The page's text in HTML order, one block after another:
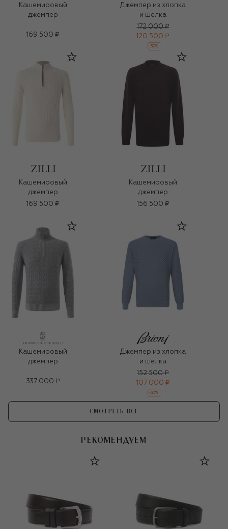
Кашемировый
джемпер
169 500 ₽
Джемпер из хлопка
и шелка
172 000 ₽
120 500 ₽
-30%
Кашемировый
джемпер
169 500 ₽
Кашемировый
джемпер
156 500 ₽
Кашемировый
джемпер
337 000 ₽
Джемпер из хлопка
и шелка
152 500 ₽
107 000 ₽
-30%
СМОТРЕТЬ ВСЕ
РЕКОМЕНДУЕМ